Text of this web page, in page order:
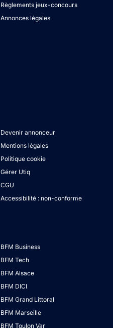
Règlements jeux-concours
Annonces légales
Devenir annonceur
Mentions légales
Politique cookie
Gérer Utiq
CGU
Accessibilité : non-conforme
BFM Business
BFM Tech
BFM Alsace
BFM DICI
BFM Grand Littoral
BFM Marseille
BFM Toulon Var